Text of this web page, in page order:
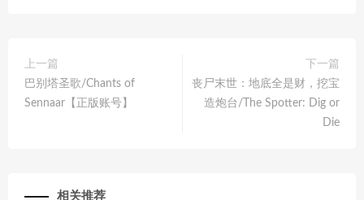
上一篇
巴别塔圣歌/Chants of
Sennaar【正版账号】
下一篇
丧尸末世：地底全是财，挖宝
造炮台/The Spotter: Dig or
Die
相关推荐